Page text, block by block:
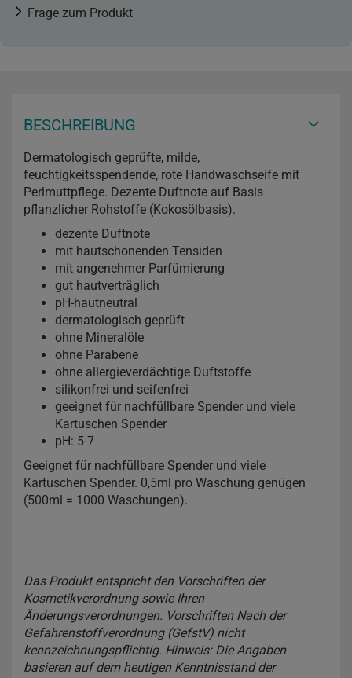
Frage zum Produkt
BESCHREIBUNG
Dermatologisch geprüfte, milde,
feuchtigkeitsspendende, rote Handwaschseife mit
Perlmuttpflege. Dezente Duftnote auf Basis
pflanzlicher Rohstoffe (Kokosölbasis).
dezente Duftnote
mit hautschonenden Tensiden
mit angenehmer Parfümierung
gut hautverträglich
pH-hautneutral
dermatologisch geprüft
ohne Mineralöle
ohne Parabene
ohne allergieverdächtige Duftstoffe
silikonfrei und seifenfrei
geeignet für nachfüllbare Spender und viele
Kartuschen Spender
pH: 5-7
Geeignet für nachfüllbare Spender und viele
Kartuschen Spender. 0,5ml pro Waschung genügen
(500ml = 1000 Waschungen).
Das Produkt entspricht den Vorschriften der
Kosmetikverordnung sowie Ihren
Änderungsverordnungen. Vorschriften Nach der
Gefahrenstoffverordnung (GefstV) nicht
kennzeichnungspflichtig. Hinweis: Die Angaben
basieren auf dem heutigen Kenntnisstand der